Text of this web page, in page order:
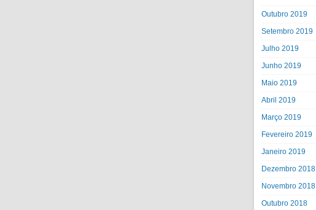
Outubro 2019
Setembro 2019
Julho 2019
Junho 2019
Maio 2019
Abril 2019
Março 2019
Fevereiro 2019
Janeiro 2019
Dezembro 2018
Novembro 2018
Outubro 2018